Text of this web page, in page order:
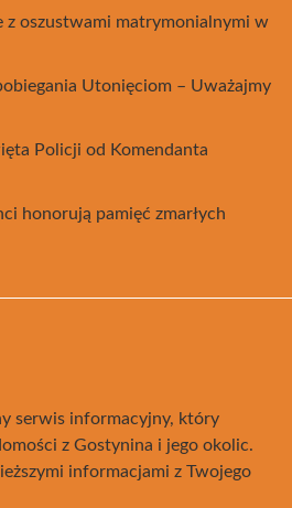
z oszustwami matrymonialnymi w
Utonięciom – Uważajmy
Policji od Komendanta
honorują pamięć zmarłych
serwis informacyjny, który
z Gostynina i jego okolic.
informacjami z Twojego